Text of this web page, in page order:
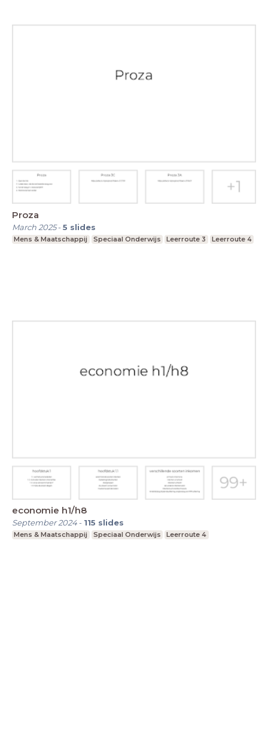
Proza
March 2025-5 slides
Mens & Maatschappij Speciaal Onderwijs Leerroute 3 Leerroute 4
economie h1/h8
September 2024- 115 slides
Mens & Maatschappij Speciaal Onderwijs Leerroute 4